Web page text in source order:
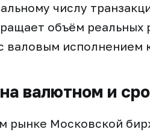
числу
объём реальных
валовым исполнением
валютном и
рынке Московской